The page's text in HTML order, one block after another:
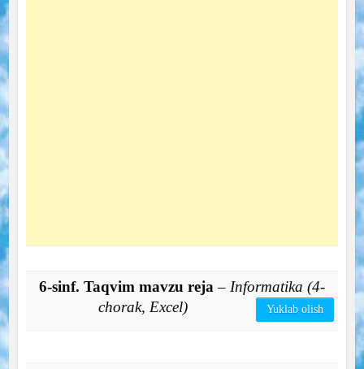
6-sinf. Taqvim mavzu reja – Informatika (4-
chorak, Excel)
Yuklab olish